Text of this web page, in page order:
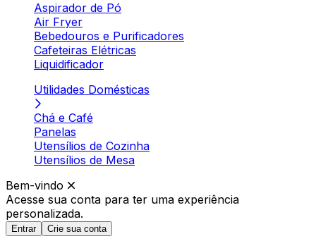
Aspirador de Pó
Air Fryer
Bebedouros e Purificadores
Cafeteiras Elétricas
Liquidificador
Utilidades Domésticas
Chá e Café
Panelas
Utensílios de Cozinha
Utensílios de Mesa
Bem-vindo
Acesse sua conta para ter uma experiência
personalizada.
Entrar Crie sua conta